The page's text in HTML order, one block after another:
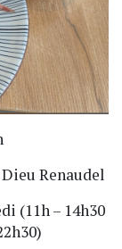
Dieu Renaudel
(11h – 14h30